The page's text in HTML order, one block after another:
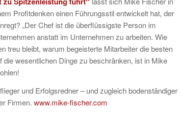
Profitdenken einen Führungsstil entwickelt hat, der
„Der Chef ist die überflüssigste Person im
anstatt im Unternehmen zu arbeiten. Wie
treu bleibt, warum begeisterte Mitarbeiter die besten
wesentlichen Dinge zu beschränken, ist in Mike
und Erfolgsredner – und zugleich bodenständiger
Firmen. www.mike-fischer.com